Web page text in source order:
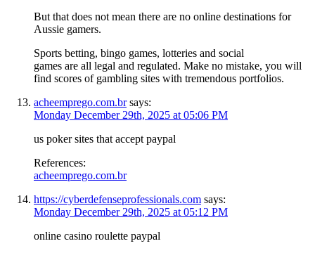
But that does not mean there are no online destinations for
Aussie gamers.
Sports betting, bingo games, lotteries and social
games are all legal and regulated. Make no mistake, you will
find scores of gambling sites with tremendous portfolios.
acheemprego.com.br says:
Monday December 29th, 2025 at 05:06 PM
us poker sites that accept paypal
References:
acheemprego.com.br
https://cyberdefenseprofessionals.com says:
Monday December 29th, 2025 at 05:12 PM
online casino roulette paypal